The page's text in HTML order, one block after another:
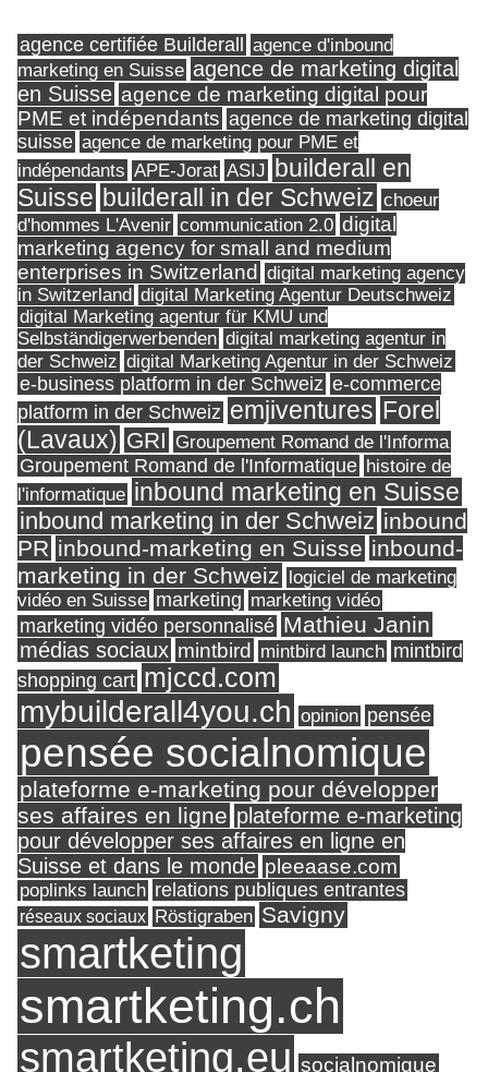
agence certifiée Builderall
agence d'inbound
marketing en Suisse agence de marketing digital
en Suisse agence de marketing digital pour
PME et indépendants agence de marketing digital
suisse agence de marketing pour PME et
indépendants APE-Jorat ASIJ builderall en
Suisse builderall in der Schweiz choeur
d'hommes L'Avenir communication 2.0 digital
marketing agency for small and medium
enterprises in Switzerland digital marketing agency
in Switzerland digital Marketing Agentur Deutschweiz
digital Marketing agentur für KMU und
Selbständigerwerbenden digital marketing agentur in
der Schweiz digital Marketing Agentur in der Schweiz
e-business platform in der Schweiz e-commerce
platform in der Schweiz emjiventures Forel
(Lavaux) GRI Groupement Romand de l'Informa
Groupement Romand de l'Informatique histoire de
l'informatique inbound marketing en Suisse
inbound marketing in der Schweiz inbound
PR inbound-marketing en Suisse inbound-
marketing in der Schweiz logiciel de marketing
vidéo en Suisse marketing marketing vidéo
marketing vidéo personnalisé Mathieu Janin
médias sociaux mintbird mintbird launch mintbird
shopping cart mjccd.com
mybuilderall4you.ch opinion pensée
pensée socialnomique
plateforme e-marketing pour développer
ses affaires en ligne plateforme e-marketing
pour développer ses affaires en ligne en
Suisse et dans le monde pleeaase.com
poplinks launch relations publiques entrantes
réseaux sociaux Röstigraben Savigny
smartketing
smartketing.ch
smartketing.eu socialnomique